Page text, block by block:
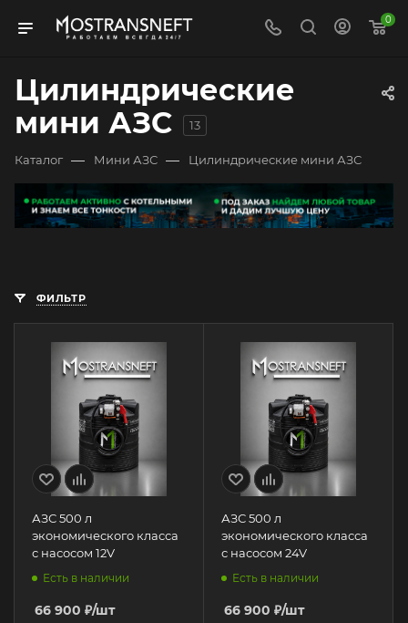
0
Цилиндрические
мини АЗС
13
Каталог — Мини АЗС — Цилиндрические мини АЗС
ФИЛЬТР
АЗС 500 л
экономического класса
с насосом 12V
Есть в наличии
66 900 ₽/шт
АЗС 500 л
экономического класса
с насосом 24V
Есть в наличии
66 900 ₽/шт